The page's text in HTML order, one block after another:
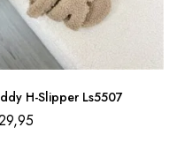
H-Slipper Ls5507